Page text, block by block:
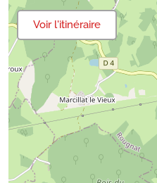
Voir l'itinéraire